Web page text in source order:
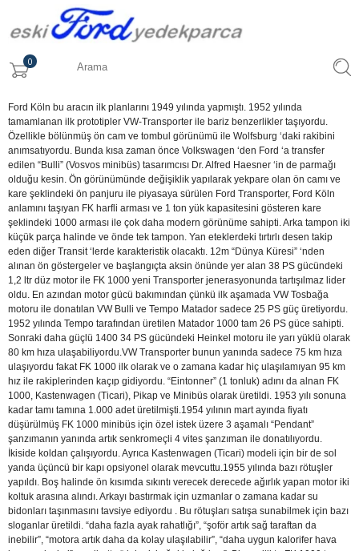
0
Ford Köln bu aracın ilk planlarını 1949 yılında yapmıştı. 1952 yılında
tamamlanan ilk prototipler VW-Transporter ile bariz benzerlikler taşıyordu.
Özellikle bölünmüş ön cam ve tombul görünümü ile Wolfsburg ‘daki rakibini
anımsatıyordu. Bunda kısa zaman önce Volkswagen ‘den Ford ‘a transfer
edilen “Bulli” (Vosvos minibüs) tasarımcısı Dr. Alfred Haesner ‘in de parmağı
olduğu kesin. Ön görünümünde değişiklik yapılarak yekpare olan ön camı ve
kare şeklindeki ön panjuru ile piyasaya sürülen Ford Transporter, Ford Köln
anlamını taşıyan FK harfli arması ve 1 ton yük kapasitesini gösteren kare
şeklindeki 1000 arması ile çok daha modern görünüme sahipti. Arka tampon iki
küçük parça halinde ve önde tek tampon. Yan eteklerdeki tırtırlı desen takip
eden diğer Transit ‘lerde karakteristik olacaktı. 12m “Dünya Küresi” ‘nden
alınan ön göstergeler ve başlangıçta aksin önünde yer alan 38 PS gücündeki
1,2 ltr düz motor ile FK 1000 yeni Transporter jenerasyonunda tartışılmaz lider
oldu. En azından motor gücü bakımından çünkü ilk aşamada VW Tosbağa
motoru ile donatılan VW Bulli ve Tempo Matador sadece 25 PS güç üretiyordu.
1952 yılında Tempo tarafından üretilen Matador 1000 tam 26 PS güce sahipti.
Sonraki daha güçlü 1400 34 PS gücündeki Heinkel motoru ile yarı yüklü olarak
80 km hıza ulaşabiliyordu.VW Transporter bunun yanında sadece 75 km hıza
ulaşıyordu fakat FK 1000 ilk olarak ve o zamana kadar hiç ulaşılamıyan 95 km
hız ile rakiplerinden kaçıp gidiyordu. “Eintonner” (1 tonluk) adını da alnan FK
1000, Kastenwagen (Ticari), Pikap ve Minibüs olarak üretildi. 1953 yılı sonuna
kadar tamı tamına 1.000 adet üretilmişti.1954 yılının mart ayında fiyatı
düşürülmüş FK 1000 minibüs için özel istek üzere 3 aşamalı “Pendant”
şanzımanın yanında artık senkromeçli 4 vites şanzıman ile donatılıyordu.
İkiside koldan çalışıyordu. Ayrıca Kastenwagen (Ticari) modeli için bir de sol
yanda üçüncü bir kapı opsiyonel olarak mevcuttu.1955 yılında bazı rötuşler
yapıldı. Boş halinde ön kısımda sıkıntı verecek derecede ağırlık yapan motor iki
koltuk arasına alındı. Arkayı bastırmak için uzmanlar o zamana kadar su
bidonları taşınmasını tavsiye ediyordu . Bu rötuşları satışa sunabilmek için bazı
sloganlar üretildi. “daha fazla ayak rahatlığı”, “şoför artık sağ taraftan da
inebilir”, “motora artık daha da kolay ulaşılabilir”, “daha uygun kalorifer hava